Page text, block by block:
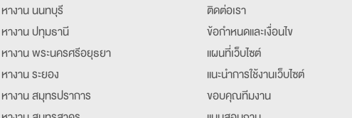
หางาน นนทบุรี
หางาน ปทุมธานี
หางาน พระนครศรีอยุธยา
หางาน ระยอง
หางาน สมุทรปราการ
ติดต่อเรา
ข้อกำหนดและเงื่อนไข
แผนที่เว็บไซต์
แนะนำการใช้งานเว็บไซต์
ขอบคุณทีมงาน